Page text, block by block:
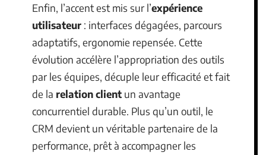
Enfin, l’accent est mis sur l’expérience
utilisateur : interfaces dégagées, parcours
adaptatifs, ergonomie repensée. Cette
évolution accélère l’appropriation des outils
par les équipes, décuple leur efficacité et fait
de la relation client un avantage
concurrentiel durable. Plus qu’un outil, le
CRM devient un véritable partenaire de la
performance, prêt à accompagner les